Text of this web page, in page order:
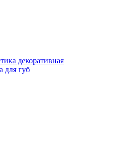
декоративная
для губ